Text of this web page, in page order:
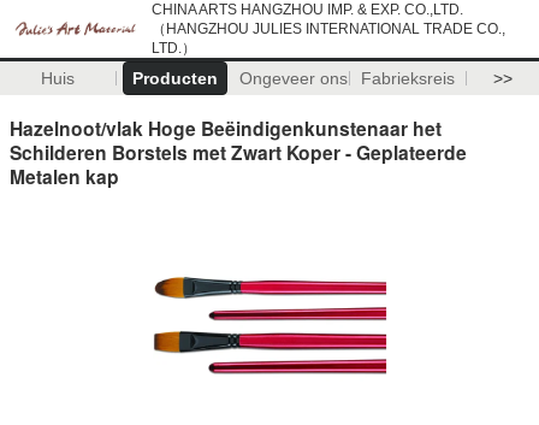
CHINA ARTS HANGZHOU IMP. & EXP. CO.,LTD.
（HANGZHOU JULIES INTERNATIONAL TRADE CO.,
LTD.）
Huis Producten Ongeveer ons Fabrieksreis >>
Hazelnoot/vlak Hoge Beëindigenkunstenaar het
Schilderen Borstels met Zwart Koper - Geplateerde
Metalen kap